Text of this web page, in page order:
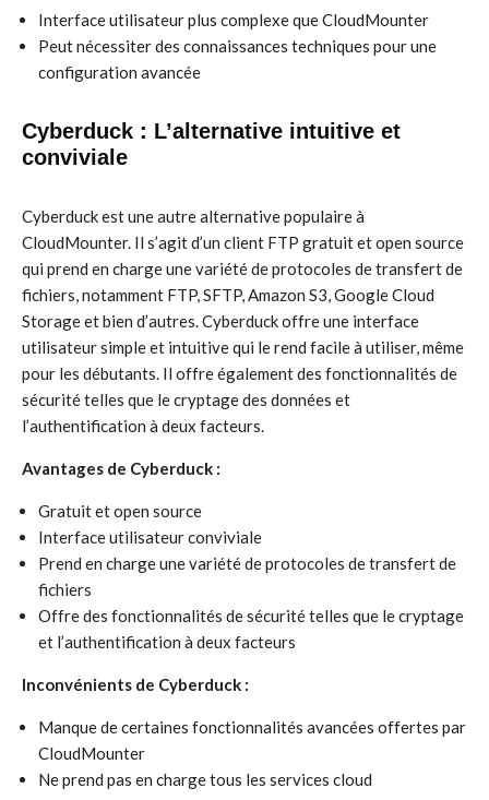
Interface utilisateur plus complexe que CloudMounter
Peut nécessiter des connaissances techniques pour une
configuration avancée
Cyberduck : L’alternative intuitive et
conviviale
Cyberduck est une autre alternative populaire à
CloudMounter. Il s’agit d’un client FTP gratuit et open source
qui prend en charge une variété de protocoles de transfert de
fichiers, notamment FTP, SFTP, Amazon S3, Google Cloud
Storage et bien d’autres. Cyberduck offre une interface
utilisateur simple et intuitive qui le rend facile à utiliser, même
pour les débutants. Il offre également des fonctionnalités de
sécurité telles que le cryptage des données et
l’authentification à deux facteurs.
Avantages de Cyberduck :
Gratuit et open source
Interface utilisateur conviviale
Prend en charge une variété de protocoles de transfert de
fichiers
Offre des fonctionnalités de sécurité telles que le cryptage
et l’authentification à deux facteurs
Inconvénients de Cyberduck :
Manque de certaines fonctionnalités avancées offertes par
CloudMounter
Ne prend pas en charge tous les services cloud